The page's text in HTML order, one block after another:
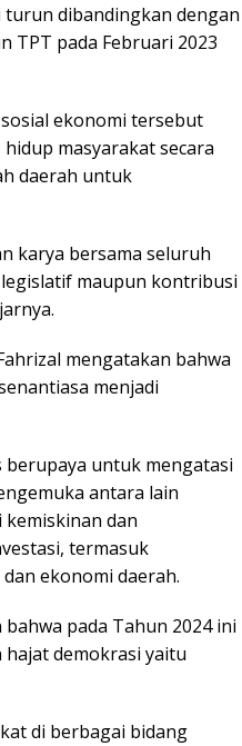
turun dibandingkan dengan
TPT pada Februari 2023
ekonomi tersebut
masyarakat secara
daerah untuk
karya bersama seluruh
maupun kontribusi
mengatakan bahwa
menjadi
untuk mengatasi
antara lain
dan
termasuk
ekonomi daerah.
pada Tahun 2024 ini
demokrasi yaitu
di berbagai bidang